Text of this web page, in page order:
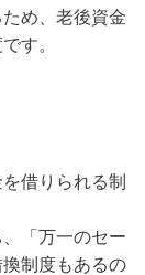
め、老後資金
す。
借りられる制
「万一のセー
制度もあるの